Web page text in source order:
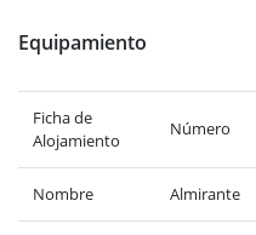
Equipamiento
Ficha de
Alojamiento
Número
Nombre Almirante